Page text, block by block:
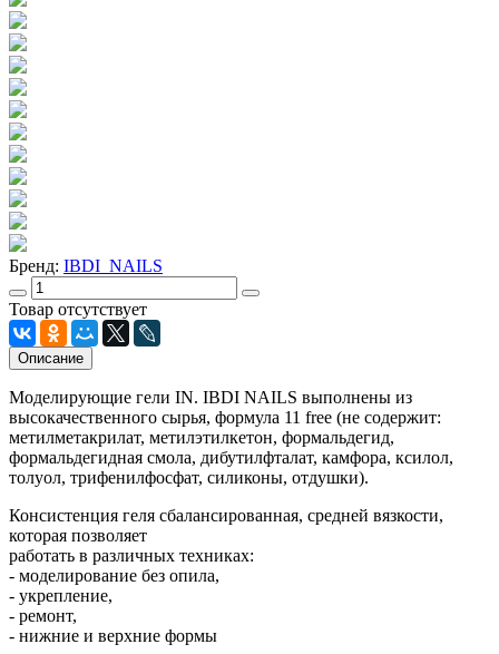
Бренд: IBDI_NAILS
Товар отсутствует
Описание
Моделирующие гели IN. IBDI NAILS выполнены из
высокачественного сырья, формула 11 free (не содержит:
метилметакрилат, метилэтилкетон, формальдегид,
формальдегидная смола, дибутилфталат, камфора, ксилол,
толуол, трифенилфосфат, силиконы, отдушки).
Консистенция геля сбалансированная, средней вязкости,
которая позволяет
работать в различных техниках:
- моделирование без опила,
- укрепление,
- ремонт,
- нижние и верхние формы